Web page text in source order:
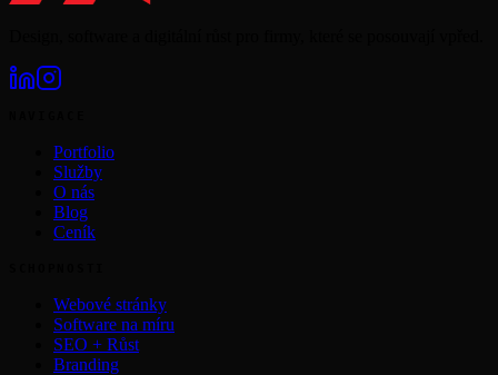
Portfolio
Služby
O nás
Blog
Ceník
Webové stránky
Software na míru
SEO + Růst
Branding